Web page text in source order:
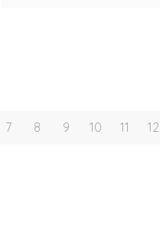
7 8 9 10 11 12